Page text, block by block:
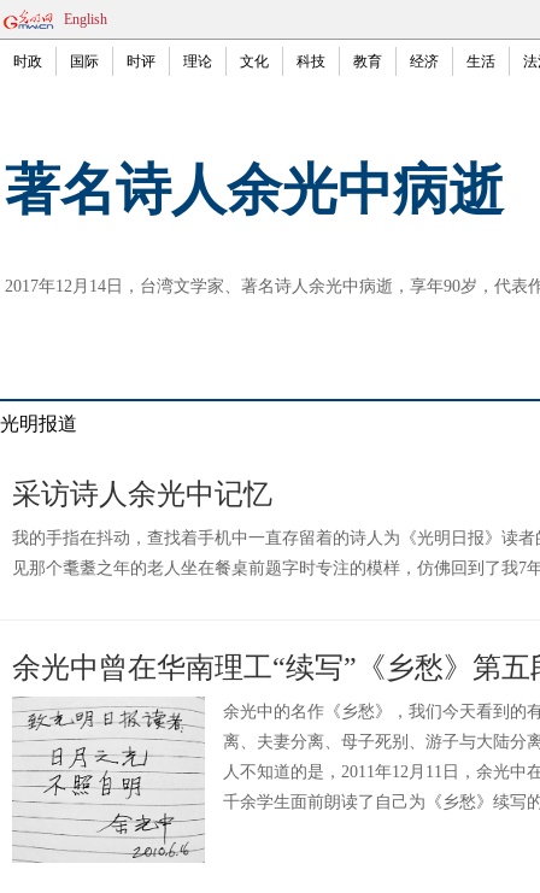
English
时政 国际 时评 理论 文化 科技 教育 经济 生活
著名诗人余光中病逝
2017年12月14日，台湾文学家、著名诗人余光中病逝，享年90岁，代表
光明报道
采访诗人余光中记忆
我的手指在抖动，查找着手机中一直存留着的诗人为《光明日报》读
见那个耄耋之年的老人坐在餐桌前题字时专注的模样，仿佛回到了我
余光中曾在华南理工“续写”《乡愁》第五
余光中的名作《乡愁》，我们今天看到的
离、夫妻分离、母子死别、游子与大陆分
人不知道的是，2011年12月11日，余光中
千余学生面前朗读了自己为《乡愁》续写